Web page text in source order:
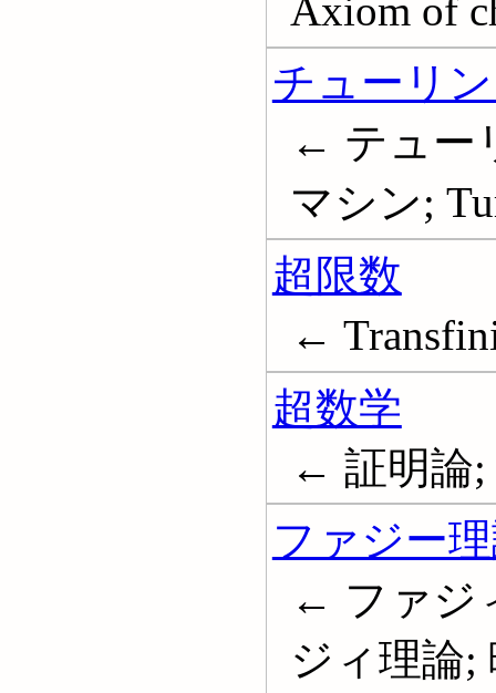
Axiom of
チューリ
← テュー
マシン;
超限数
←
超数学
← 証明論;
ファジー
← ファジ
ジィ理論;